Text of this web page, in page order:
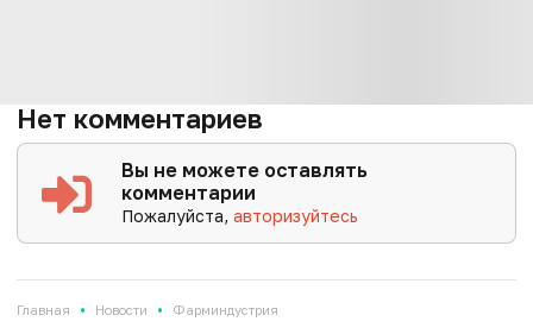
Нет комментариев
Вы не можете оставлять
комментарии
Пожалуйста,авторизуйтесь
Главная • Новости • Фарминдустрия